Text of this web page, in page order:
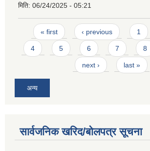
मिति: 06/24/2025 - 05:21
Pages
« first ‹ previous 1
4 5 6 7 8
next › last »
अन्य
सार्वजनिक खरिद/बोलपत्र सूचना